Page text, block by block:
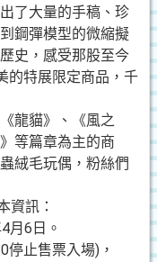
了大量的手稿、珍
鋼彈模型的微縮擬
史，感受那股至今
的特展限定商品，千
龍貓》、《風之
等篇章為主的商
絨毛玩偶，粉絲們
資訊：
月6日。
停止售票入場)，